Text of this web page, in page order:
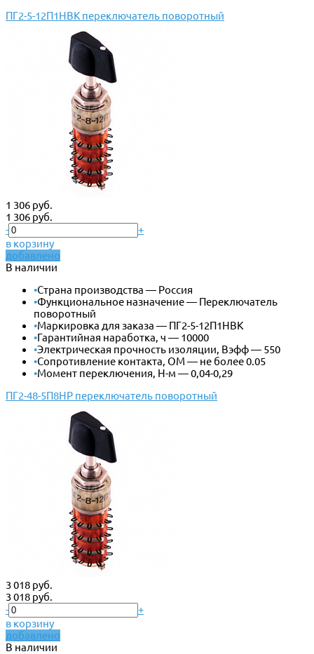
ПГ2-5-12П1НВК переключатель поворотный
1 306 руб.
1 306 руб.
-
+
в корзину
добавлено
В наличии
•Страна производства — Россия
•Функциональное назначение — Переключатель
поворотный
•Маркировка для заказа — ПГ2-5-12П1НВК
•Гарантийная наработка, ч — 10000
•Электрическая прочность изоляции, Вэфф — 550
•Сопротивление контакта, ОМ — не более 0.05
•Момент переключения, Н-м — 0,04-0,29
ПГ2-48-5П8НР переключатель поворотный
3 018 руб.
3 018 руб.
-
+
в корзину
добавлено
В наличии